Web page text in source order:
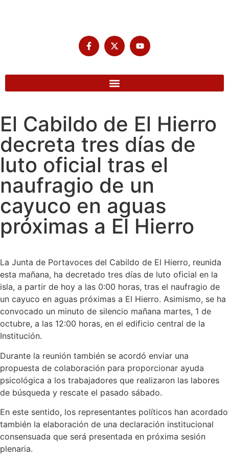
El Cabildo de El Hierro
decreta tres días de
luto oficial tras el
naufragio de un
cayuco en aguas
próximas a El Hierro
La Junta de Portavoces del Cabildo de El Hierro, reunida
esta mañana, ha decretado tres días de luto oficial en la
isla, a partir de hoy a las 0:00 horas, tras el naufragio de
un cayuco en aguas próximas a El Hierro. Asimismo, se ha
convocado un minuto de silencio mañana martes, 1 de
octubre, a las 12:00 horas, en el edificio central de la
Institución.
Durante la reunión también se acordó enviar una
propuesta de colaboración para proporcionar ayuda
psicológica a los trabajadores que realizaron las labores
de búsqueda y rescate el pasado sábado.
En este sentido, los representantes políticos han acordado
también la elaboración de una declaración institucional
consensuada que será presentada en próxima sesión
plenaria.